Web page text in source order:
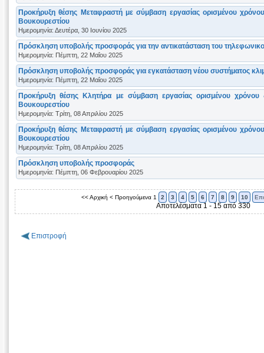
Προκήρυξη θέσης Μεταφραστή με σύμβαση εργασίας ορισμένου
Βουκουρεστίου
Ημερομηνία: Δευτέρα, 30 Ιουνίου 2025
Πρόσκληση υποβολής προσφοράς για την αντικατάσταση του
Ημερομηνία: Πέμπτη, 22 Μαΐου 2025
Πρόσκληση υποβολής προσφοράς για εγκατάσταση νέου συστήματος
Ημερομηνία: Πέμπτη, 22 Μαΐου 2025
Προκήρυξη θέσης Κλητήρα με σύμβαση εργασίας ορισμένου χρόνου
Βουκουρεστίου
Ημερομηνία: Τρίτη, 08 Απριλίου 2025
Προκήρυξη θέσης Μεταφραστή με σύμβαση εργασίας ορισμένου
Βουκουρεστίου
Ημερομηνία: Τρίτη, 08 Απριλίου 2025
Πρόσκληση υποβολής προσφοράς
Ημερομηνία: Πέμπτη, 06 Φεβρουαρίου 2025
<< Αρχική < Προηγούμενα 1 2 3 4 5 6 7 8 9 10
Αποτελέσματα 1 - 15 από 330
Επιστροφή